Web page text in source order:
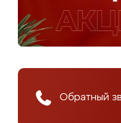
Обратный